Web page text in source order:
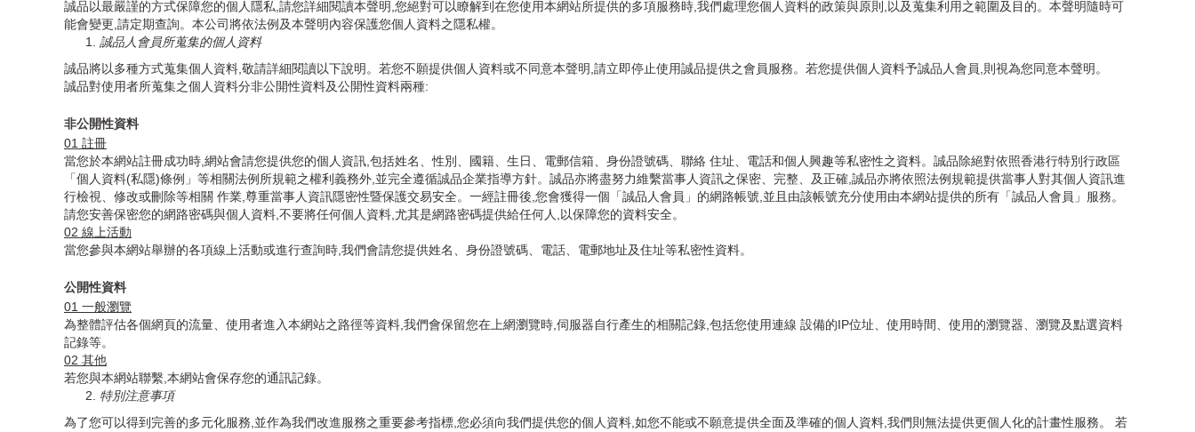
誠品以最嚴謹的方式保障您的個人隱私,請您詳細閱讀本聲明,您絕對可以瞭解到在您使用本網站所提供的多項服務時,我們處理您個人資料的政策與原則,以及蒐集利用之範圍及目的。本聲明隨時可
能會變更,請定期查詢。本公司將依法例及本聲明內容保護您個人資料之隱私權。
誠品人會員所蒐集的個人資料
誠品將以多種方式蒐集個人資料,敬請詳細閱讀以下說明。若您不願提供個人資料或不同意本聲明,請立即停止使用誠品提供之會員服務。若您提供個人資料予誠品人會員,則視為您同意本聲明。
誠品對使用者所蒐集之個人資料分非公開性資料及公開性資料兩種:
非公開性資料
01 註冊
當您於本網站註冊成功時,網站會請您提供您的個人資訊,包括姓名、性別、國籍、生日、電郵信箱、身份證號碼、聯絡 住址、電話和個人興趣等私密性之資料。誠品除絕對依照香港行特別行政區
「個人資料(私隱)條例」等相關法例所規範之權利義務外,並完全遵循誠品企業指導方針。誠品亦將盡努力維繫當事人資訊之保密、完整、及正確,誠品亦將依照法例規範提供當事人對其個人資訊進
行檢視、修改或刪除等相關 作業,尊重當事人資訊隱密性暨保護交易安全。一經註冊後,您會獲得一個「誠品人會員」的網路帳號,並且由該帳號充分使用由本網站提供的所有「誠品人會員」服務。
請您安善保密您的網路密碼與個人資料,不要將任何個人資料,尤其是網路密碼提供給任何人,以保障您的資料安全。
02 線上活動
當您參與本網站舉辦的各項線上活動或進行查詢時,我們會請您提供姓名、身份證號碼、電話、電郵地址及住址等私密性資料。
公開性資料
01 一般瀏覽
為整體評估各個網頁的流量、使用者進入本網站之路徑等資料,我們會保留您在上網瀏覽時,伺服器自行產生的相關記錄,包括您使用連線 設備的IP位址、使用時間、使用的瀏覽器、瀏覽及點選資料
記錄等。
02 其他
若您與本網站聯繫,本網站會保存您的通訊記錄。
特別注意事項
為了您可以得到完善的多元化服務,並作為我們改進服務之重要參考指標,您必須向我們提供您的個人資料,如您不能或不願意提供全面及準確的個人資料,我們則無法提供更個人化的計畫性服務。 若